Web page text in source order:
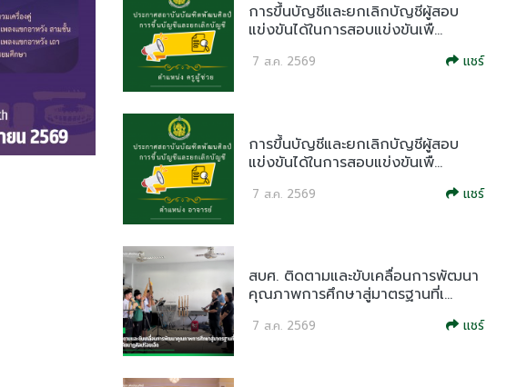
การขึ้นบัญชีและยกเลิกบัญชีผู้สอบ
แข่งขันได้ในการสอบแข่งขันเพื...
7 ส.ค. 2569 แชร์
การขึ้นบัญชีและยกเลิกบัญชีผู้สอบ
แข่งขันได้ในการสอบแข่งขันเพื...
7 ส.ค. 2569 แชร์
สบศ. ติดตามและขับเคลื่อนการพัฒนา
คุณภาพการศึกษาสู่มาตรฐานที่เ...
7 ส.ค. 2569 แชร์